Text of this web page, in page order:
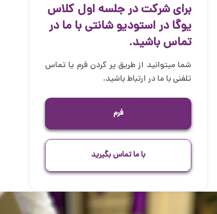
برای شرکت در جلسه اول کلاس
یوگا در استودیو شانتی با ما در
تماس باشید.
شما میتوانید از طریق پر کردن فرم یا تماس
تلفنی با ما در ارتباط باشید.
فرم
با ما تماس بگیرید